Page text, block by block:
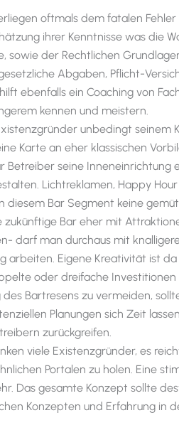
oftmals dem fatalen
ihrer Kenntnisse was die
sowie der Rechtlichen
Abgaben, Pflicht-
ebenfalls ein Coaching von
kennen und meistern.
unbedingt seinem
Karte an eher klassischen
Betreiber seine Inneneinrichtung
Lichtreklamen, Happy
diesem Bar Segment keine
zukünftige Bar eher mit
darf man durchaus mit
arbeiten. Eigene Kreativität ist da
oder dreifache Investitionen
Bartresens zu vermeiden,
Planungen sich Zeit
zurückgreifen.
viele Existenzgründer, es
Portalen zu holen. Eine
Das gesamte Konzept sollte
Konzepten und Erfahrung in